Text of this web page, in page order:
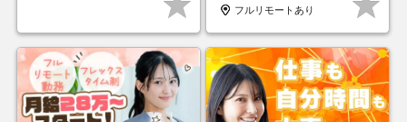
フルリモートあり